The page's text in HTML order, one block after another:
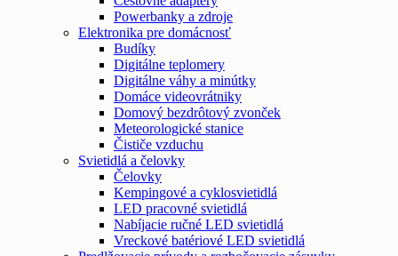
Powerbanky a zdroje
Elektronika pre domácnosť
Budíky
Digitálne teplomery
Digitálne váhy a minútky
Domáce videovrátniky
Domový bezdrôtový zvonček
Meteorologické stanice
Čističe vzduchu
Svietidlá a čelovky
Čelovky
Kempingové a cyklosvietidlá
LED pracovné svietidlá
Nabíjacie ručné LED svietidlá
Vreckové batériové LED svietidlá